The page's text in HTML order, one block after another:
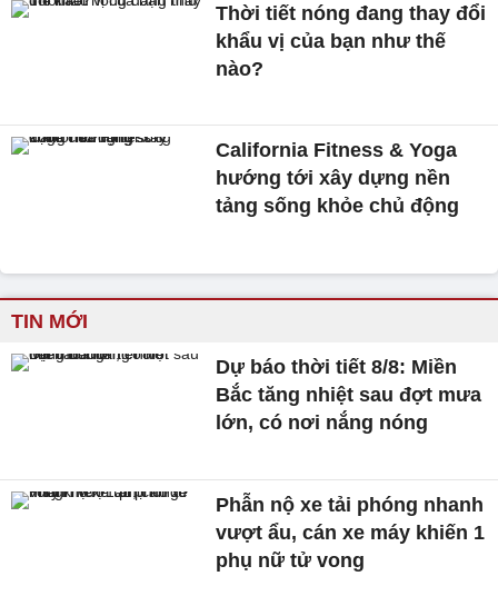
Thời tiết nóng đang thay đổi
khẩu vị của bạn như thế
nào?
California Fitness & Yoga
hướng tới xây dựng nền
tảng sống khỏe chủ động
TIN MỚI
Dự báo thời tiết 8/8: Miền
Bắc tăng nhiệt sau đợt mưa
lớn, có nơi nắng nóng
Phẫn nộ xe tải phóng nhanh
vượt ẩu, cán xe máy khiến 1
phụ nữ tử vong